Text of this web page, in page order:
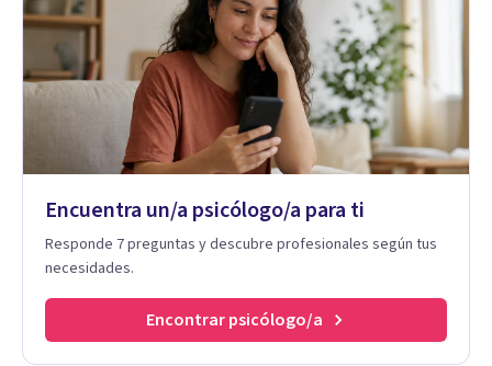
Encuentra un/a psicólogo/a para ti
Responde 7 preguntas y descubre profesionales según tus
necesidades.
Encontrar psicólogo/a